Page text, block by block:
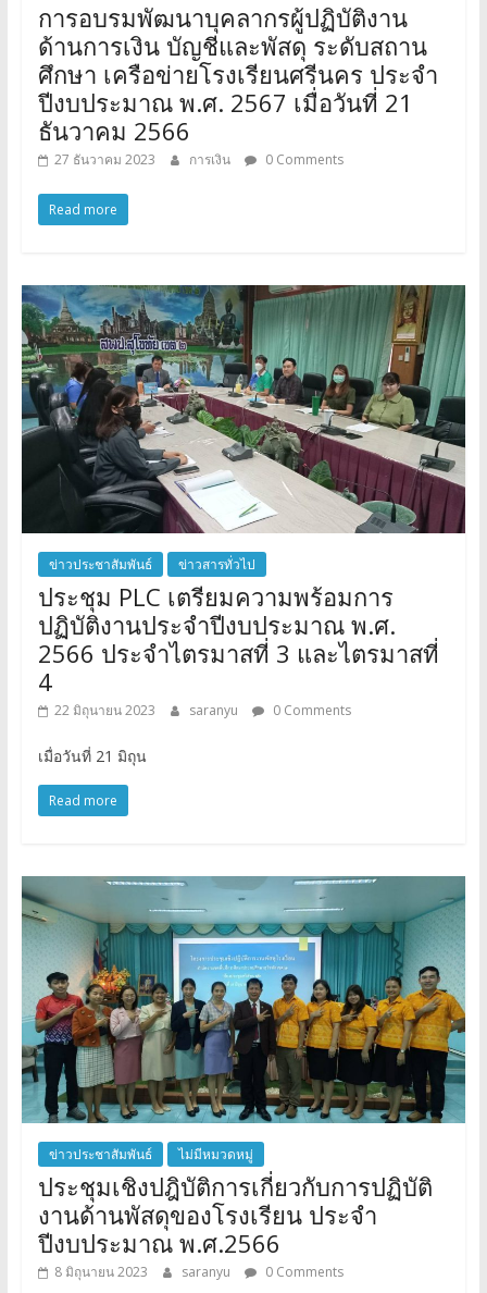
การอบรมพัฒนาบุคลากรผู้ปฏิบัติงาน
ด้านการเงิน บัญชีและพัสดุ ระดับสถาน
ศึกษา เครือข่ายโรงเรียนศรีนคร ประจำ
ปีงบประมาณ พ.ศ. 2567 เมื่อวันที่ 21
ธันวาคม 2566
27 ธันวาคม 2023 การเงิน 0 Comments
Read more
ข่าวประชาสัมพันธ์ ข่าวสารทั่วไป
ประชุม PLC เตรียมความพร้อมการ
ปฏิบัติงานประจำปีงบประมาณ พ.ศ.
2566 ประจำไตรมาสที่ 3 และไตรมาสที่
4
22 มิถุนายน 2023 saranyu 0 Comments
เมื่อวันที่ 21 มิถุน
Read more
ข่าวประชาสัมพันธ์ ไม่มีหมวดหมู่
ประชุมเชิงปฎิบัติการเกี่ยวกับการปฏิบัติ
งานด้านพัสดุของโรงเรียน ประจำ
ปีงบประมาณ พ.ศ.2566
8 มิถุนายน 2023 saranyu 0 Comments